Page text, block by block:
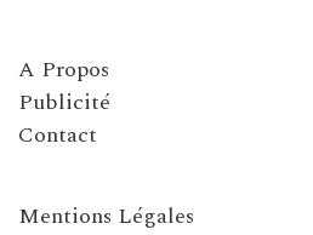
A Propos
Publicité
Contact
Mentions Légales